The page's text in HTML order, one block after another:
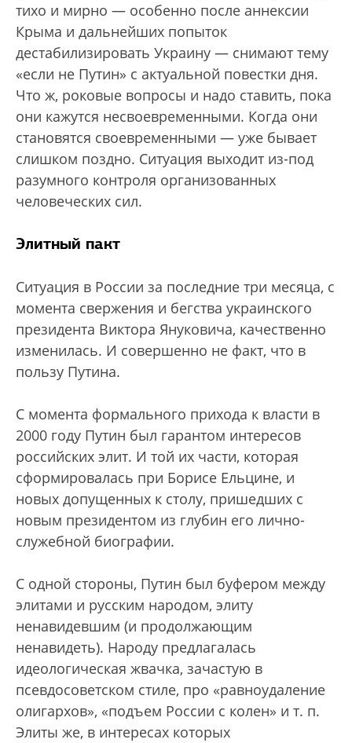
тихо и мирно — особенно после аннексии
Крыма и дальнейших попыток
дестабилизировать Украину — снимают тему
«если не Путин» с актуальной повестки дня.
Что ж, роковые вопросы и надо ставить, пока
они кажутся несвоевременными. Когда они
становятся своевременными — уже бывает
слишком поздно. Ситуация выходит из-под
разумного контроля организованных
человеческих сил.
Элитный пакт
Ситуация в России за последние три месяца, с
момента свержения и бегства украинского
президента Виктора Януковича, качественно
изменилась. И совершенно не факт, что в
пользу Путина.
С момента формального прихода к власти в
2000 году Путин был гарантом интересов
российских элит. И той их части, которая
сформировалась при Борисе Ельцине, и
новых допущенных к столу, пришедших с
новым президентом из глубин его лично-
служебной биографии.
С одной стороны, Путин был буфером между
элитами и русским народом, элиту
ненавидевшим (и продолжающим
ненавидеть). Народу предлагалась
идеологическая жвачка, зачастую в
псевдосоветском стиле, про «равноудаление
олигархов», «подъем России с колен» и т. п.
Элиты же, в интересах которых